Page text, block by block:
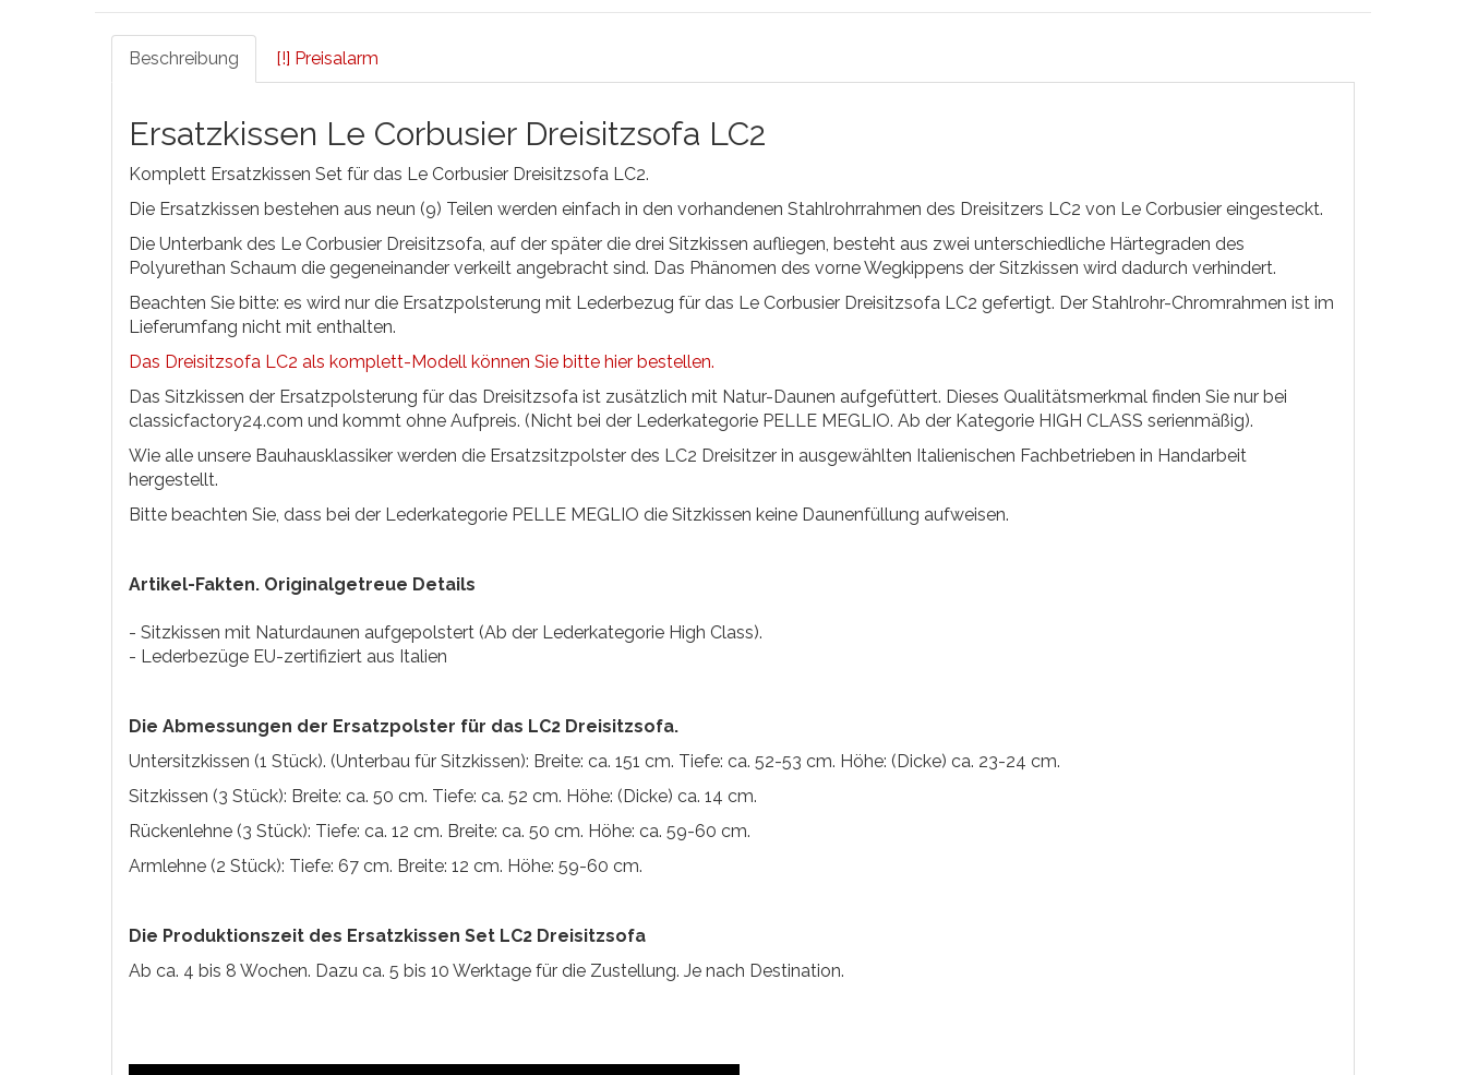
Beschreibung [!] Preisalarm
Ersatzkissen Le Corbusier Dreisitzsofa LC2
Komplett Ersatzkissen Set für das Le Corbusier Dreisitzsofa LC2.
Die Ersatzkissen bestehen aus neun (9) Teilen werden einfach in den vorhandenen Stahlrohrrahmen des Dreisitzers LC2 von Le Corbusier eingesteckt.
Die Unterbank des Le Corbusier Dreisitzsofa, auf der später die drei Sitzkissen aufliegen, besteht aus zwei unterschiedliche Härtegraden des
Polyurethan Schaum die gegeneinander verkeilt angebracht sind. Das Phänomen des vorne Wegkippens der Sitzkissen wird dadurch verhindert.
Beachten Sie bitte: es wird nur die Ersatzpolsterung mit Lederbezug für das Le Corbusier Dreisitzsofa LC2 gefertigt. Der Stahlrohr-Chromrahmen ist im
Lieferumfang nicht mit enthalten.
Das Dreisitzsofa LC2 als komplett-Modell können Sie bitte hier bestellen.
Das Sitzkissen der Ersatzpolsterung für das Dreisitzsofa ist zusätzlich mit Natur-Daunen aufgefüttert. Dieses Qualitätsmerkmal finden Sie nur bei
classicfactory24.com und kommt ohne Aufpreis. (Nicht bei der Lederkategorie PELLE MEGLIO. Ab der Kategorie HIGH CLASS serienmäßig).
Wie alle unsere Bauhausklassiker werden die Ersatzsitzpolster des LC2 Dreisitzer in ausgewählten Italienischen Fachbetrieben in Handarbeit
hergestellt.
Bitte beachten Sie, dass bei der Lederkategorie PELLE MEGLIO die Sitzkissen keine Daunenfüllung aufweisen.
Artikel-Fakten. Originalgetreue Details
- Sitzkissen mit Naturdaunen aufgepolstert (Ab der Lederkategorie High Class).
- Lederbezüge EU-zertifiziert aus Italien
Die Abmessungen der Ersatzpolster für das LC2 Dreisitzsofa.
Untersitzkissen (1 Stück). (Unterbau für Sitzkissen): Breite: ca. 151 cm. Tiefe: ca. 52-53 cm. Höhe: (Dicke) ca. 23-24 cm.
Sitzkissen (3 Stück): Breite: ca. 50 cm. Tiefe: ca. 52 cm. Höhe: (Dicke) ca. 14 cm.
Rückenlehne (3 Stück): Tiefe: ca. 12 cm. Breite: ca. 50 cm. Höhe: ca. 59-60 cm.
Armlehne (2 Stück): Tiefe: 67 cm. Breite: 12 cm. Höhe: 59-60 cm.
Die Produktionszeit des Ersatzkissen Set LC2 Dreisitzsofa
Ab ca. 4 bis 8 Wochen. Dazu ca. 5 bis 10 Werktage für die Zustellung. Je nach Destination.